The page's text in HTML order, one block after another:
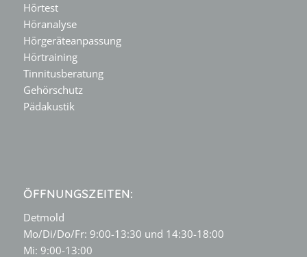
Hörtest
Höranalyse
Hörgeräteanpassung
Hörtraining
Tinnitusberatung
Gehörschutz
Pädakustik
ÖFFNUNGSZEITEN:
Detmold
Mo/Di/Do/Fr: 9:00-13:30 und 14:30-18:00
Mi: 9:00-13:00